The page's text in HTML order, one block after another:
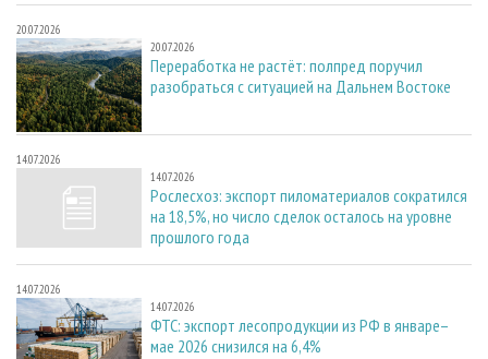
20.07.2026
20.07.2026
Переработка не растёт: полпред поручил
разобраться с ситуацией на Дальнем Востоке
14.07.2026
14.07.2026
Рослесхоз: экспорт пиломатериалов сократился
на 18,5%, но число сделок осталось на уровне
прошлого года
14.07.2026
14.07.2026
ФТС: экспорт лесопродукции из РФ в январе–
мае 2026 снизился на 6,4%